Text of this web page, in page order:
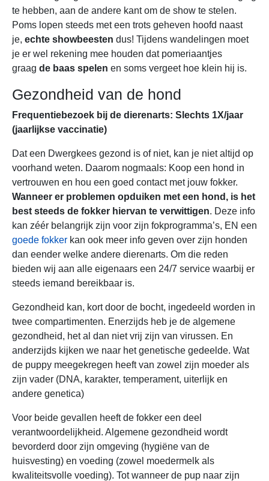
te hebben, aan de andere kant om de show te stelen.
Poms lopen steeds met een trots geheven hoofd naast
je, echte showbeesten dus! Tijdens wandelingen moet
je er wel rekening mee houden dat pomeriaantjes
graag de baas spelen en soms vergeet hoe klein hij is.
Gezondheid van de hond
Frequentiebezoek bij de dierenarts: Slechts 1X/jaar
(jaarlijkse vaccinatie)
Dat een Dwergkees gezond is of niet, kan je niet altijd op
voorhand weten. Daarom nogmaals: Koop een hond in
vertrouwen en hou een goed contact met jouw fokker.
Wanneer er problemen opduiken met een hond, is het
best steeds de fokker hiervan te verwittigen. Deze info
kan zéér belangrijk zijn voor zijn fokprogramma’s, EN een
goede fokker kan ook meer info geven over zijn honden
dan eender welke andere dierenarts. Om die reden
bieden wij aan alle eigenaars een 24/7 service waarbij er
steeds iemand bereikbaar is.
Gezondheid kan, kort door de bocht, ingedeeld worden in
twee compartimenten. Enerzijds heb je de algemene
gezondheid, het al dan niet vrij zijn van virussen. En
anderzijds kijken we naar het genetische gedeelde. Wat
de puppy meegekregen heeft van zowel zijn moeder als
zijn vader (DNA, karakter, temperament, uiterlijk en
andere genetica)
Voor beide gevallen heeft de fokker een deel
verantwoordelijkheid. Algemene gezondheid wordt
bevorderd door zijn omgeving (hygiëne van de
huisvesting) en voeding (zowel moedermelk als
kwaliteitsvolle voeding). Tot wanneer de pup naar zijn